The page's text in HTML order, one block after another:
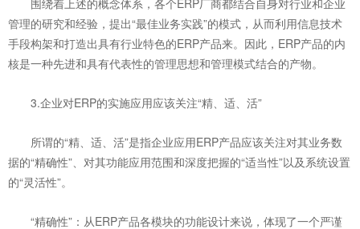
围绕着上述的概念体系，各个ERP厂商都结合自身对行业和企业
管理的研究和经验，提出“最佳业务实践”的模式，从而利用信息技术
手段构架和打造出具有行业特色的ERP产品来。因此，ERP产品的内
核是一种先进和具有代表性的管理思想和管理模式结合的产物。
3.企业对ERP的实施应用应该关注“精、适、活”
所谓的“精、适、活”是指企业应用ERP产品应该关注对其业务数
据的“精确性”、对其功能应用范围和深度把握的“适当性”以及系统设置
的“灵活性”。
“精确性”：从ERP产品各模块的功能设计来说，体现了一个严谨